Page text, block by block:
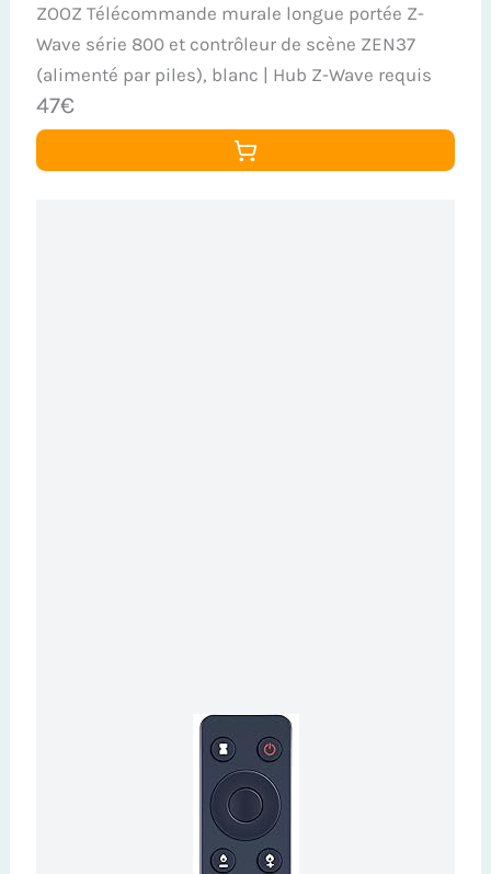
ZOOZ Télécommande murale longue portée Z-
Wave série 800 et contrôleur de scène ZEN37
(alimenté par piles), blanc | Hub Z-Wave requis
47€